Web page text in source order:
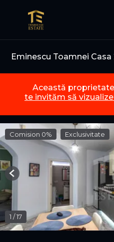
Eminescu Toamnei
Această
te invităm să
Comision 0% Exclusivitate
1 /17
Previous